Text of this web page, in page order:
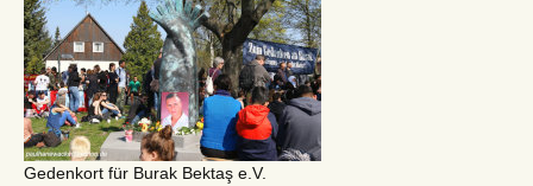
Gedenkort für Burak Bektaş e.V.